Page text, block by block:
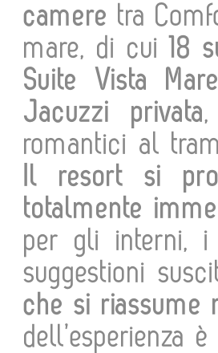
camere tra
mare, di cui 18
Suite Vista
Jacuzzi privata
romantici al
Il resort si
totalmente
per gli interni, i
suggestioni
che si
dell’esperienza